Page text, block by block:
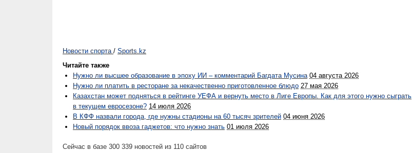
Новости спорта / Sports.kz
Читайте также
Нужно ли высшее образование в эпоху ИИ – комментарий Багдата Мусина 04 августа 2026
Нужно ли платить в ресторане за некачественно приготовленное блюдо 27 мая 2026
Казахстан может подняться в рейтинге УЕФА и вернуть место в Лиге Европы. Как для этого нужно сыграть
в текущем евросезоне? 14 июля 2026
В КФФ назвали города, где нужны стадионы на 60 тысяч зрителей 04 июня 2026
Новый порядок ввоза гаджетов: что нужно знать 01 июля 2026
Сейчас в базе 300 339 новостей из 110 сайтов